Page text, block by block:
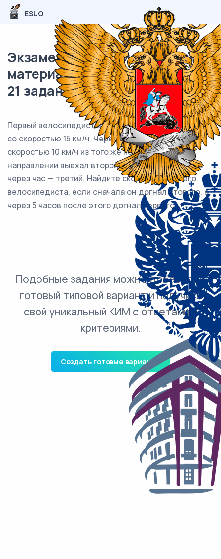
ESUO
Экзаменационный (типовой)
материал ОГЭ / Математика /
21 задания (24) / 94
Первый велосипедист выехал из посёлка по шоссе
со скоростью 15 км/ч. Через час после него со
скоростью 10 км/ч из того же посёлка в том же
направлении выехал второй велосипедист, а ещё
через час — третий. Найдите скорость третьего
велосипедиста, если сначала он догнал второго, а
через 5 часов после этого догнал первого.
Подобные задания можно добавить в
готовый типовой вариант и получить
свой уникальный КИМ с ответами и
критериями.
Создать готовые варианты